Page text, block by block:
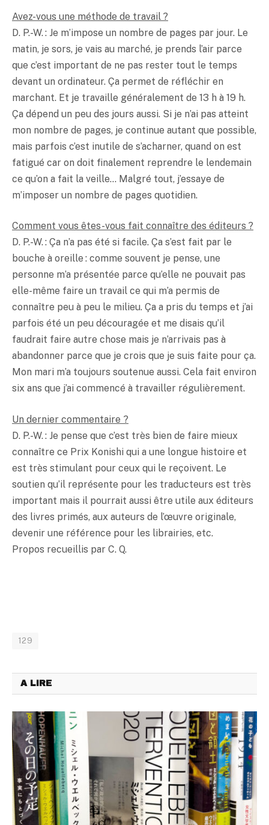
Avez-vous une méthode de travail ?
D. P.-W. : Je m’impose un nombre de pages par jour. Le
matin, je sors, je vais au marché, je prends l’air parce
que c’est important de ne pas rester tout le temps
devant un ordinateur. Ça permet de réfléchir en
marchant. Et je travaille généralement de 13 h à 19 h.
Ça dépend un peu des jours aussi. Si je n’ai pas atteint
mon nombre de pages, je continue autant que possible,
mais parfois c’est inutile de s’acharner, quand on est
fatigué car on doit finalement reprendre le lendemain
ce qu’on a fait la veille… Malgré tout, j’essaye de
m’imposer un nombre de pages quotidien.
Comment vous êtes-vous fait connaître des éditeurs ?
D. P.-W. : Ça n’a pas été si facile. Ça s’est fait par le
bouche à oreille : comme souvent je pense, une
personne m’a présentée parce qu’elle ne pouvait pas
elle-même faire un travail ce qui m’a permis de
connaître peu à peu le milieu. Ça a pris du temps et j’ai
parfois été un peu découragée et me disais qu’il
faudrait faire autre chose mais je n’arrivais pas à
abandonner parce que je crois que je suis faite pour ça.
Mon mari m’a toujours soutenue aussi. Cela fait environ
six ans que j’ai commencé à travailler régulièrement.
Un dernier commentaire ?
D. P.-W. : Je pense que c’est très bien de faire mieux
connaître ce Prix Konishi qui a une longue histoire et
est très stimulant pour ceux qui le reçoivent. Le
soutien qu’il représente pour les traducteurs est très
important mais il pourrait aussi être utile aux éditeurs
des livres primés, aux auteurs de l’œuvre originale,
devenir une référence pour les librairies, etc.
Propos recueillis par C. Q.
129
A LIRE